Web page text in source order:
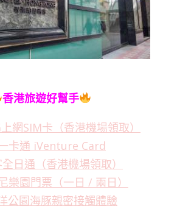
香港旅遊好幫手
網SIM卡（香港機場領取）
卡通 iVenture Card
日通（香港機場領取）
樂園門票（一日 / 兩日）
公園海豚親密接觸體驗